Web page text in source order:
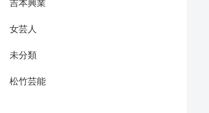
吉本興業
女芸人
未分類
松竹芸能